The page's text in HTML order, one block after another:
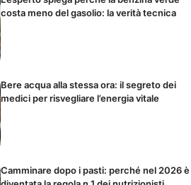
costa meno del gasolio: la verità tecnica
Bere acqua alla stessa ora: il segreto dei
medici per risvegliare l’energia vitale
Camminare dopo i pasti: perché nel 2026 è